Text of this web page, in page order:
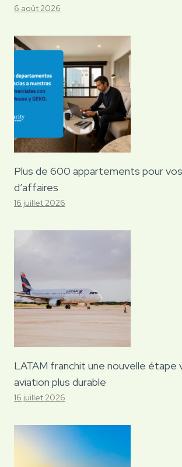
6 août 2026
Plus de 600 appartements pour
d’affaires
16 juillet 2026
LATAM franchit une nouvelle étape
aviation plus durable
16 juillet 2026